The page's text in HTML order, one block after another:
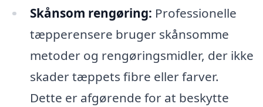
Skånsom rengøring: Professionelle
tæpperensere bruger skånsomme
metoder og rengøringsmidler, der ikke
skader tæppets fibre eller farver.
Dette er afgørende for at beskytte